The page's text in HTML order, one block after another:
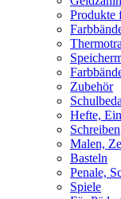
Produkte
Zubehör
Hefte,
Schreiben
Malen,
Basteln
Penale,
Spiele